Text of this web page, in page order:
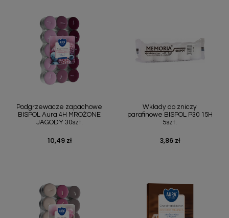
Podgrzewacze zapachowe
BISPOL Aura 4H MROŻONE
JAGODY 30szt.
Cena
10,49 zł
Wkłady do zniczy
parafinowe BISPOL P30 15H
5szt.
Cena
3,86 zł